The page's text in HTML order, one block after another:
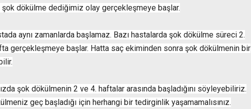
dökülme dediğimiz olay gerçekleşmeye başlar.
aynı zamanlarda başlamaz. Bazı hastalarda şok dökülme süreci 2.
gerçekleşmeye başlar. Hatta saç ekiminden sonra şok dökülmenin bir
şok dökülmenin 2 ve 4. haftalar arasında başladığını söyleyebiliriz.
geç başladığı için herhangi bir tedirginlik yaşamamalısınız.